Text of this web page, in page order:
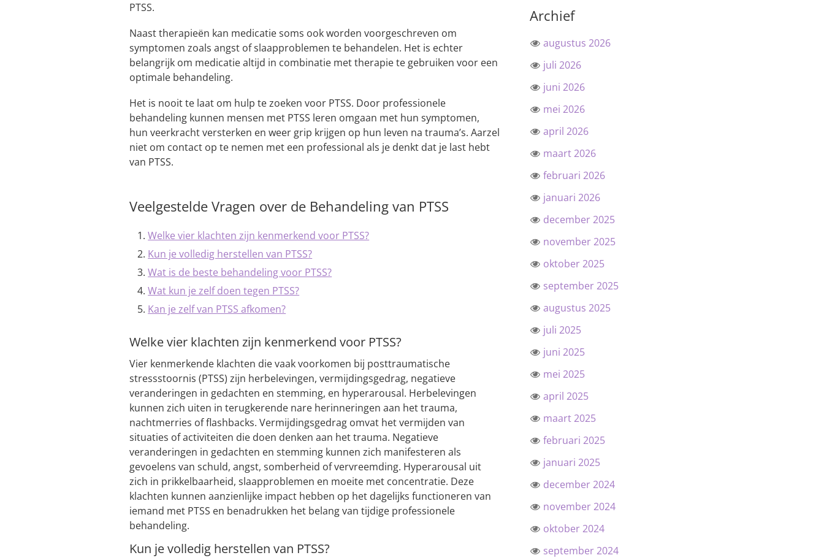
PTSS.
Naast therapieën kan medicatie soms ook worden voorgeschreven om
symptomen zoals angst of slaapproblemen te behandelen. Het is echter
belangrijk om medicatie altijd in combinatie met therapie te gebruiken voor een
optimale behandeling.
Het is nooit te laat om hulp te zoeken voor PTSS. Door professionele
behandeling kunnen mensen met PTSS leren omgaan met hun symptomen,
hun veerkracht versterken en weer grip krijgen op hun leven na trauma’s. Aarzel
niet om contact op te nemen met een professional als je denkt dat je last hebt
van PTSS.
Veelgestelde Vragen over de Behandeling van PTSS
Welke vier klachten zijn kenmerkend voor PTSS?
Kun je volledig herstellen van PTSS?
Wat is de beste behandeling voor PTSS?
Wat kun je zelf doen tegen PTSS?
Kan je zelf van PTSS afkomen?
Welke vier klachten zijn kenmerkend voor PTSS?
Vier kenmerkende klachten die vaak voorkomen bij posttraumatische
stressstoornis (PTSS) zijn herbelevingen, vermijdingsgedrag, negatieve
veranderingen in gedachten en stemming, en hyperarousal. Herbelevingen
kunnen zich uiten in terugkerende nare herinneringen aan het trauma,
nachtmerries of flashbacks. Vermijdingsgedrag omvat het vermijden van
situaties of activiteiten die doen denken aan het trauma. Negatieve
veranderingen in gedachten en stemming kunnen zich manifesteren als
gevoelens van schuld, angst, somberheid of vervreemding. Hyperarousal uit
zich in prikkelbaarheid, slaapproblemen en moeite met concentratie. Deze
klachten kunnen aanzienlijke impact hebben op het dagelijks functioneren van
iemand met PTSS en benadrukken het belang van tijdige professionele
behandeling.
Kun je volledig herstellen van PTSS?
Archief
augustus 2026
juli 2026
juni 2026
mei 2026
april 2026
maart 2026
februari 2026
januari 2026
december 2025
november 2025
oktober 2025
september 2025
augustus 2025
juli 2025
juni 2025
mei 2025
april 2025
maart 2025
februari 2025
januari 2025
december 2024
november 2024
oktober 2024
september 2024